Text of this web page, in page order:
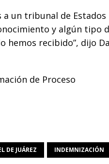
a un tribunal de
y algún tipo
hemos recibido”, dijo
de Proceso
DE JUÁREZ INDEMNIZACIÓN